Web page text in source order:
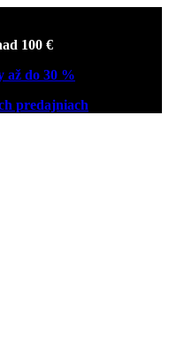
100 €
až do 30 %
predajniach